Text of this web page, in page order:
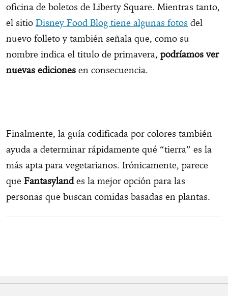
oficina de boletos de Liberty Square. Mientras tanto,
el sitio Disney Food Blog tiene algunas fotos del
nuevo folleto y también señala que, como su
nombre indica el titulo de primavera, podríamos ver
nuevas ediciones en consecuencia.
Finalmente, la guía codificada por colores también
ayuda a determinar rápidamente qué “tierra” es la
más apta para vegetarianos. Irónicamente, parece
que Fantasylandes la mejor opción para las
personas que buscan comidas basadas en plantas.